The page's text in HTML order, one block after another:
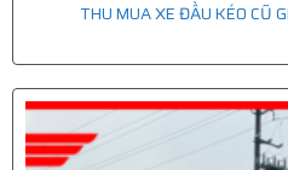
THU MUA XE ĐẦU KÉO CŨ